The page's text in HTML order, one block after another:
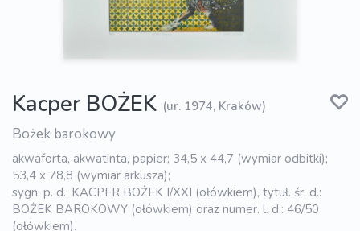
Kacper BOŻEK (ur. 1974, Kraków)
Bożek barokowy
akwaforta, akwatinta, papier; 34,5 x 44,7 (wymiar odbitki);
53,4 x 78,8 (wymiar arkusza);
sygn. p. d.: KACPER BOŻEK I/XXI (ołówkiem), tytuł. śr. d.:
BOŻEK BAROKOWY (ołówkiem) oraz numer. l. d.: 46/50
(ołówkiem).